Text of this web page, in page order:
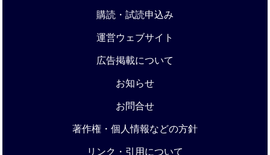
購読・試読申込み
運営ウェブサイト
広告掲載について
お知らせ
お問合せ
著作権・個人情報などの方針
リンク・引用について